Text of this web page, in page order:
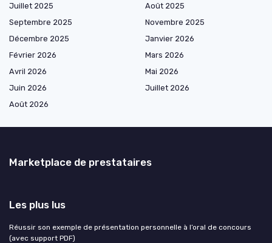
Juillet 2025
Août 2025
Septembre 2025
Novembre 2025
Décembre 2025
Janvier 2026
Février 2026
Mars 2026
Avril 2026
Mai 2026
Juin 2026
Juillet 2026
Août 2026
Marketplace de prestataires
Les plus lus
Réussir son exemple de présentation personnelle à l’oral de concours
(avec support PDF)